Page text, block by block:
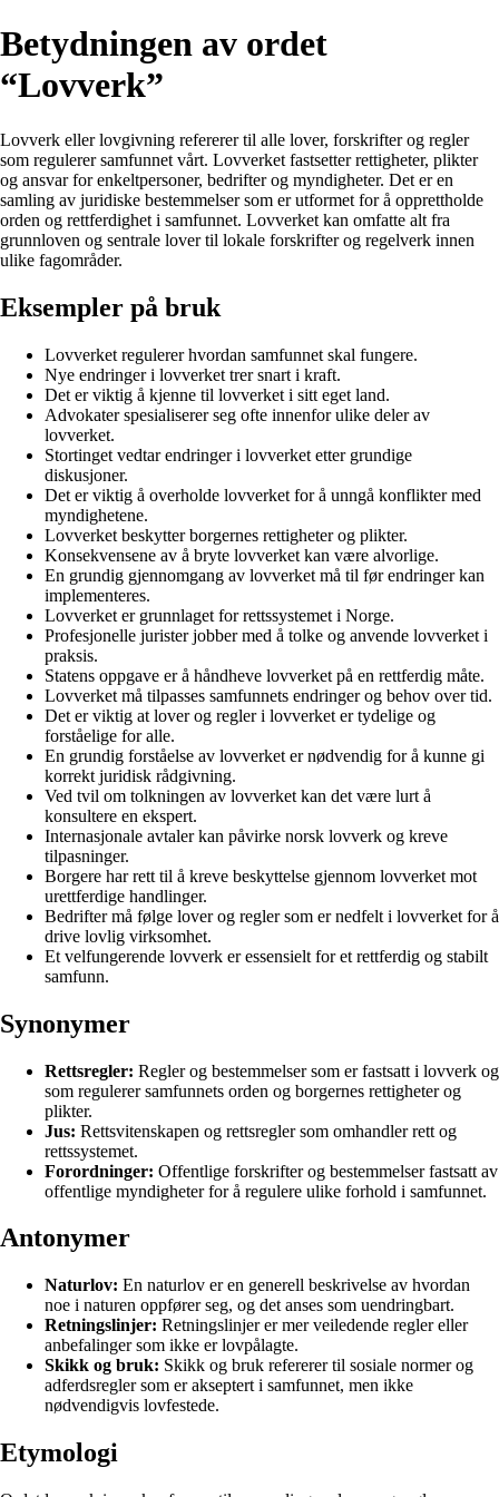
Betydningen av ordet
“Lovverk”
Lovverk eller lovgivning refererer til alle lover, forskrifter og regler
som regulerer samfunnet vårt. Lovverket fastsetter rettigheter, plikter
og ansvar for enkeltpersoner, bedrifter og myndigheter. Det er en
samling av juridiske bestemmelser som er utformet for å opprettholde
orden og rettferdighet i samfunnet. Lovverket kan omfatte alt fra
grunnloven og sentrale lover til lokale forskrifter og regelverk innen
ulike fagområder.
Eksempler på bruk
Lovverket regulerer hvordan samfunnet skal fungere.
Nye endringer i lovverket trer snart i kraft.
Det er viktig å kjenne til lovverket i sitt eget land.
Advokater spesialiserer seg ofte innenfor ulike deler av
lovverket.
Stortinget vedtar endringer i lovverket etter grundige
diskusjoner.
Det er viktig å overholde lovverket for å unngå konflikter med
myndighetene.
Lovverket beskytter borgernes rettigheter og plikter.
Konsekvensene av å bryte lovverket kan være alvorlige.
En grundig gjennomgang av lovverket må til før endringer kan
implementeres.
Lovverket er grunnlaget for rettssystemet i Norge.
Profesjonelle jurister jobber med å tolke og anvende lovverket i
praksis.
Statens oppgave er å håndheve lovverket på en rettferdig måte.
Lovverket må tilpasses samfunnets endringer og behov over tid.
Det er viktig at lover og regler i lovverket er tydelige og
forståelige for alle.
En grundig forståelse av lovverket er nødvendig for å kunne gi
korrekt juridisk rådgivning.
Ved tvil om tolkningen av lovverket kan det være lurt å
konsultere en ekspert.
Internasjonale avtaler kan påvirke norsk lovverk og kreve
tilpasninger.
Borgere har rett til å kreve beskyttelse gjennom lovverket mot
urettferdige handlinger.
Bedrifter må følge lover og regler som er nedfelt i lovverket for å
drive lovlig virksomhet.
Et velfungerende lovverk er essensielt for et rettferdig og stabilt
samfunn.
Synonymer
Rettsregler: Regler og bestemmelser som er fastsatt i lovverk og
som regulerer samfunnets orden og borgernes rettigheter og
plikter.
Jus: Rettsvitenskapen og rettsregler som omhandler rett og
rettssystemet.
Forordninger: Offentlige forskrifter og bestemmelser fastsatt av
offentlige myndigheter for å regulere ulike forhold i samfunnet.
Antonymer
Naturlov: En naturlov er en generell beskrivelse av hvordan
noe i naturen oppfører seg, og det anses som uendringbart.
Retningslinjer: Retningslinjer er mer veiledende regler eller
anbefalinger som ikke er lovpålagte.
Skikk og bruk: Skikk og bruk refererer til sosiale normer og
adferdsregler som er akseptert i samfunnet, men ikke
nødvendigvis lovfestede.
Etymologi